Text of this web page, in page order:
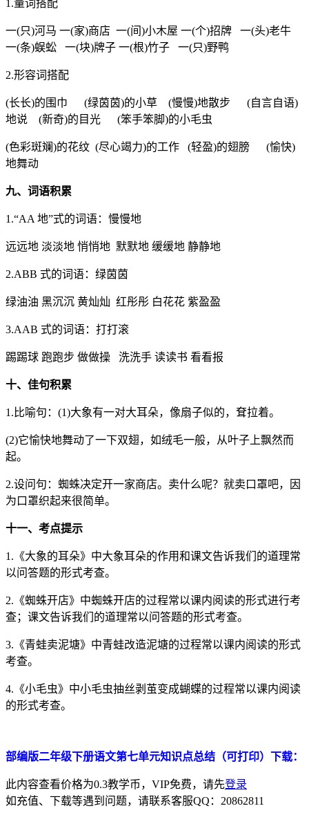
1.量词搭配
一(只)河马 一(家)商店 一(间)小木屋 一(个)招牌 一(头)老牛
一(条)蜈蚣 一(块)牌子 一(根)竹子 一(只)野鸭
2.形容词搭配
(长长)的围巾 (绿茵茵)的小草 (慢慢)地散步 (自言自语)
地说 (新奇)的目光 (笨手笨脚)的小毛虫
(色彩斑斓)的花纹 (尽心竭力)的工作 (轻盈)的翅膀 (愉快)
地舞动
九、词语积累
1.“AA 地”式的词语：慢慢地
远远地 淡淡地 悄悄地 默默地 缓缓地 静静地
2.ABB 式的词语：绿茵茵
绿油油 黑沉沉 黄灿灿 红彤彤 白花花 紫盈盈
3.AAB 式的词语：打打滚
踢踢球 跑跑步 做做操 洗洗手 读读书 看看报
十、佳句积累
1.比喻句：(1)大象有一对大耳朵，像扇子似的，耷拉着。
(2)它愉快地舞动了一下双翅，如绒毛一般，从叶子上飘然而
起。
2.设问句：蜘蛛决定开一家商店。卖什么呢？就卖口罩吧，因
为口罩织起来很简单。
十一、考点提示
1.《大象的耳朵》中大象耳朵的作用和课文告诉我们的道理常
以问答题的形式考查。
2.《蜘蛛开店》中蜘蛛开店的过程常以课内阅读的形式进行考
查；课文告诉我们的道理常以问答题的形式考查。
3.《青蛙卖泥塘》中青蛙改造泥塘的过程常以课内阅读的形式
考查。
4.《小毛虫》中小毛虫抽丝剥茧变成蝴蝶的过程常以课内阅读
的形式考查。
部编版二年级下册语文第七单元知识点总结（可打印）下载：
此内容查看价格为0.3教学币，VIP免费，请先登录
如充值、下载等遇到问题，请联系客服QQ：20862811